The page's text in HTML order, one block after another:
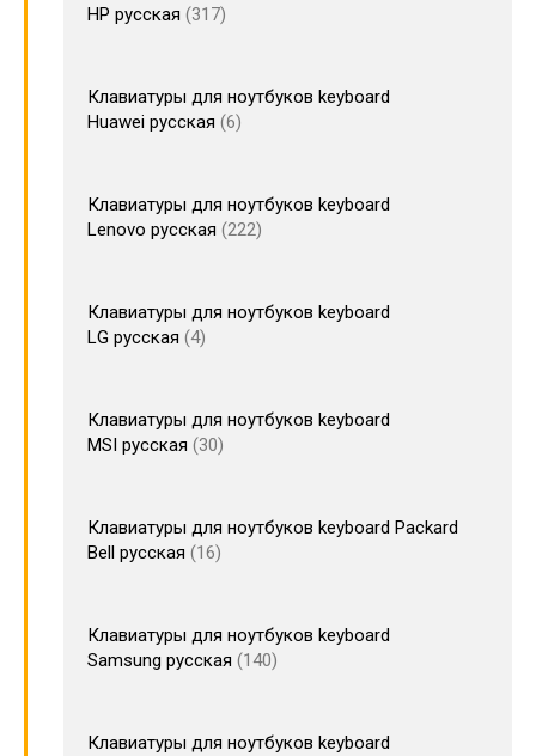
HP русская 317
Клавиатуры для ноутбуков keyboard
Huawei русская 6
Клавиатуры для ноутбуков keyboard
Lenovo русская 222
Клавиатуры для ноутбуков keyboard
LG русская 4
Клавиатуры для ноутбуков keyboard
MSI русская 30
Клавиатуры для ноутбуков keyboard Packard
Bell русская
16
Клавиатуры для ноутбуков keyboard
Samsung русская
140
Клавиатуры для ноутбуков keyboard